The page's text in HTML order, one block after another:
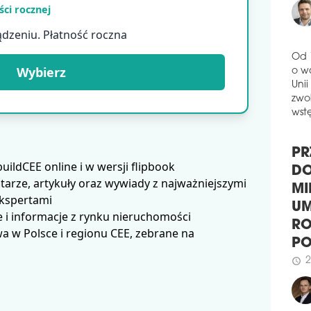
rocznej
Płatność roczna
Wybierz
online i w wersji flipbook
artykuły oraz wywiady z najważniejszymi
i informacje z rynku nieruchomości
w Polsce i regionu CEE, zebrane na
I
Od
o
schedule